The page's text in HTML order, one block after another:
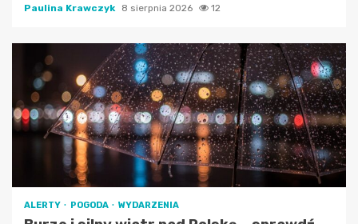
Paulina Krawczyk 8 sierpnia 2026 12
ALERTY POGODA WYDARZENIA